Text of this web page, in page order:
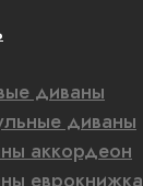
диваны
диваны
аккордеон